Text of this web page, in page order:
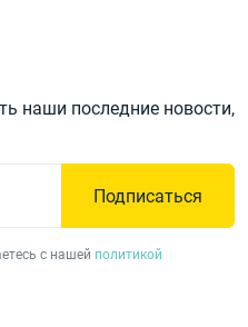
наши последние новости,
Подписаться
с нашей политикой